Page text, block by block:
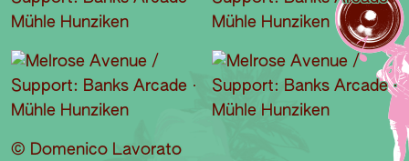
© Domenico Lavorato